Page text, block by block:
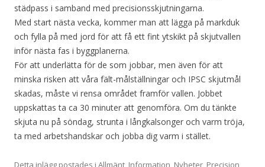
städpass i samband med precisionsskjutningarna.
Med start nästa vecka, kommer man att lägga på markduk
och fylla på med jord för att få ett fint ytskikt på skjutvallen
inför nästa fas i byggplanerna.
För att underlätta för de som jobbar, men även för att
minska risken att våra fält-målställningar och IPSC skjutmål
skadas, måste vi rensa området framför vallen. Jobbet
uppskattas ta ca 30 minuter att genomföra. Om du tänkte
skjuta nu på söndag, strunta i långkalsonger och varm tröja,
ta med arbetshandskar och jobba dig varm i stället.
Detta inlägg postades i Allmänt Information Nyheter Precision